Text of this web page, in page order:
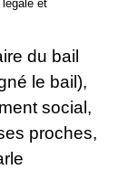
et
du bail
le bail),
social,
proches,